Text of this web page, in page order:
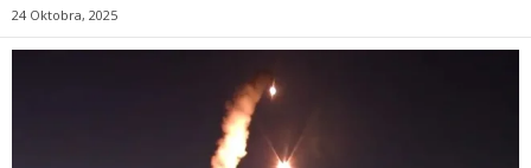
24 Oktobra, 2025